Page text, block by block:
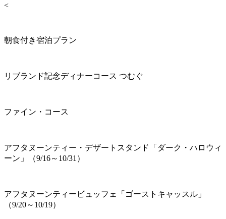
<
朝食付き宿泊プラン
リブランド記念ディナーコース つむぐ
ファイン・コース
アフタヌーンティー・デザートスタンド「ダーク・ハロウィ
ーン」（9/16～10/31）
アフタヌーンティービュッフェ「ゴーストキャッスル」
（9/20～10/19）